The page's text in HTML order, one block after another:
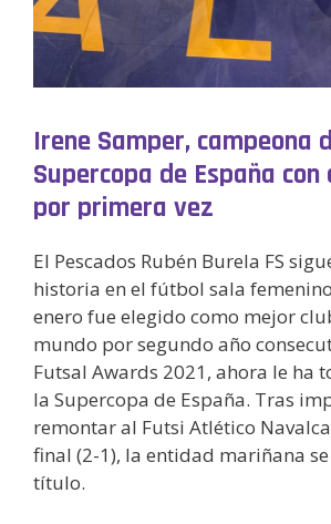
Irene Samper, campeona
Supercopa de España con
por primera vez
El Pescados Rubén Burela FS
historia en el fútbol sala
enero fue elegido como mejor
mundo por segundo año
Futsal Awards 2021, ahora le ha
la Supercopa de España. Tras
remontar al Futsi Atlético
final (2-1), la entidad mariñana
título.